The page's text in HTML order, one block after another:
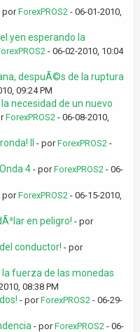
porForexPROS2 - 06-01-2010,
yen esperando la
- 06-02-2010, 10:04
despuÃ©s de la ruptura
09:24 PM
necesidad de un nuevo
ForexPROS2 - 06-08-2010,
II - porForexPROS2 -
4 - porForexPROS2 - 06-
porForexPROS2 - 06-15-2010,
en peligro! - por
conductor! - por
la fuerza de las monedas
08:38 PM
- porForexPROS2 - 06-29-
- porForexPROS2 - 06-